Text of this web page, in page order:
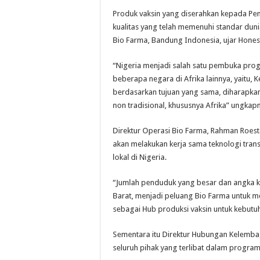
Produk vaksin yang diserahkan kepada
kualitas yang telah memenuhi standar
Bio Farma, Bandung Indonesia, ujar
“Nigeria menjadi salah satu pembuka
beberapa negara di Afrika lainnya, yaitu,
berdasarkan tujuan yang sama,
non tradisional, khususnya Afrika”
Direktur Operasi Bio Farma, Rahman
akan melakukan kerja sama teknologi
lokal di Nigeria.
“Jumlah penduduk yang besar dan
Barat, menjadi peluang Bio Farma untuk
sebagai Hub produksi vaksin untuk
Sementara itu Direktur Hubungan
seluruh pihak yang terlibat dalam